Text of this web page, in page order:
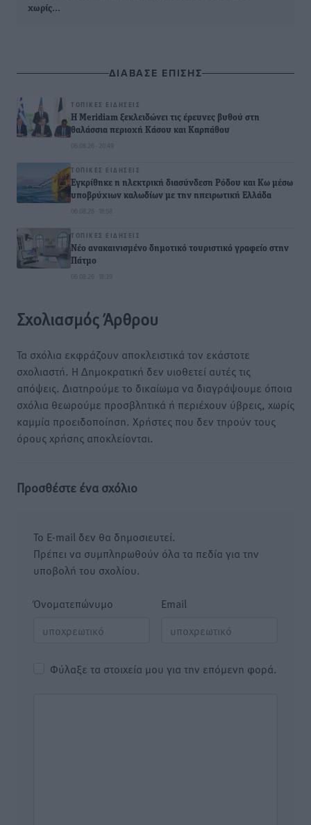
χωρίς…
ΔΙΑΒΑΣΕ ΕΠΙΣΗΣ
ΤΟΠΙΚΈΣ ΕΙΔΉΣΕΙΣ
Η Meridiam ξεκλειδώνει τις έρευνες βυθού στη
θαλάσσια περιοχή Κάσου και Καρπάθου
06.08.26 · 20:49
ΤΟΠΙΚΈΣ ΕΙΔΉΣΕΙΣ
Εγκρίθηκε η ηλεκτρική διασύνδεση Ρόδου και Κω μέσω
υποβρύχιων καλωδίων με την ηπειρωτική Ελλάδα
06.08.26 · 18:58
ΤΟΠΙΚΈΣ ΕΙΔΉΣΕΙΣ
Νέο ανακαινισμένο δημοτικό τουριστικό γραφείο στην
Πάτμο
06.08.26 · 18:39
Σχολιασμός Άρθρου
Τα σχόλια εκφράζουν αποκλειστικά τον εκάστοτε
σχολιαστή. Η Δημοκρατική δεν υιοθετεί αυτές τις
απόψεις. Διατηρούμε το δικαίωμα να διαγράψουμε όποια
σχόλια θεωρούμε προσβλητικά ή περιέχουν ύβρεις, χωρίς
καμμία προειδοποίηση. Χρήστες που δεν τηρούν τους
όρους χρήσης αποκλείονται.
Προσθέστε ένα σχόλιο
Το E-mail δεν θα δημοσιευτεί.
Πρέπει να συμπληρωθούν όλα τα πεδία για την
υποβολή του σχολίου.
Όνοματεπώνυμο Email
Φύλαξε τα στοιχεία μου για την επόμενη φορά.